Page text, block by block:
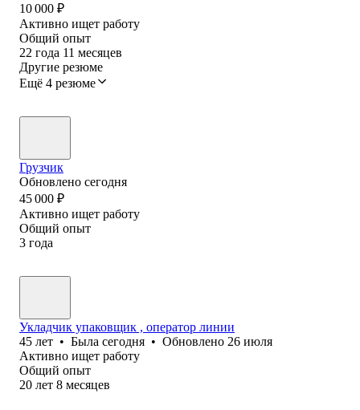
10 000 ₽
Активно ищет работу
Общий опыт
22 года 11 месяцев
Другие резюме
Ещё 4 резюме
Грузчик
Обновлено сегодня
45 000 ₽
Активно ищет работу
Общий опыт
3 года
Укладчик упаковщик , оператор линии
45 лет • Была сегодня • Обновлено 26 июля
Активно ищет работу
Общий опыт
20 лет 8 месяцев